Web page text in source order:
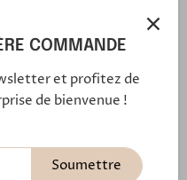
favoriser la
apporte calme et
mais puissant en gold
en un clic de
COMMANDE
et profitez de
de bienvenue !
Soumettre